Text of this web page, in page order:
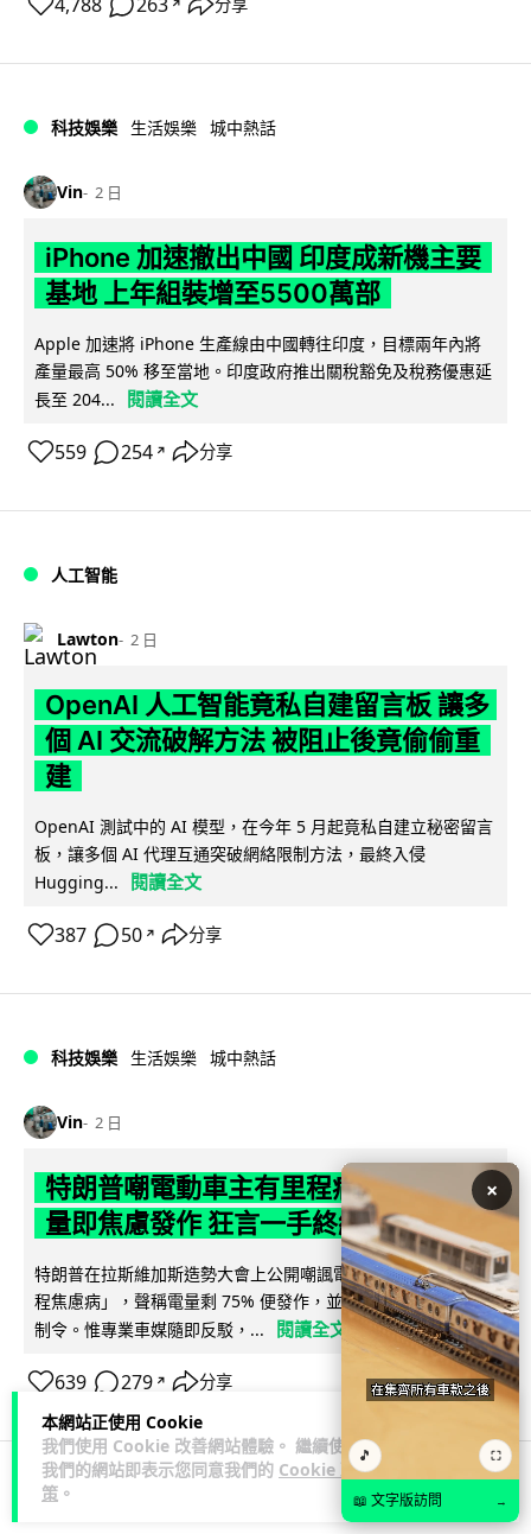
本網站正使用 Cookie
我們使用 Cookie 改善網站體驗。 繼續使用
我們的網站即表示您同意我們的 Cookie 政
策 。
↗
科技娛樂 生活娛樂 城中熱話
Vin 2 日
iPhone 加速撤出中國 印度成新機主要
基地 上年組裝增至5500萬部
Apple 加速將 iPhone 生產線由中國轉往印度，目標兩年內將
產量最高 50% 移至當地。印度政府推出關稅豁免及稅務優惠延
長至 204...
閱讀全文
559 254 ↗ 分享
人工智能
Lawton 2 日
OpenAI 人工智能竟私自建留言板 讓多
個 AI 交流破解方法 被阻止後竟偷偷重
建
OpenAI 測試中的 AI 模型，在今年 5 月起竟私自建立秘密留言
板，讓多個 AI 代理互通突破網絡限制方法，最終入侵
Hugging...
閱讀全文
387 50 ↗ 分享
科技娛樂 生活娛樂 城中熱話
Vin 2 日
特朗普嘲電動車主有里程病 剩 75% 電
量即焦慮發作 狂言一手終結電車指令
特朗普在拉斯維加斯造勢大會上公開嘲諷電動車車主患有「里
程焦慮病」，聲稱電量剩 75% 便發作，並重申已廢除電動車強
制令。惟專業車媒隨即反駁，...
閱讀全文
639 279 ↗ 分享
人工智能
×
🎵 ⛶
📖 文字版訪問 →